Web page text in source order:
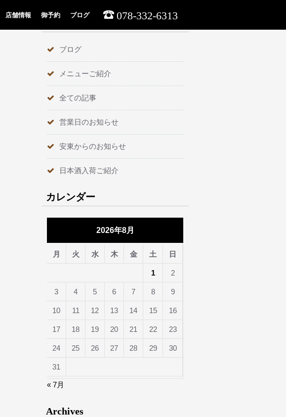
店舗情報 御予約 ブログ 078-332-6313
ブログ
メニューご紹介
全ての記事
営業日のお知らせ
安東からのお知らせ
日本酒入荷ご紹介
カレンダー
2026年8月
月 火 水 木 金 土 日
1 2
3 4 5 6 7 8 9
10 11 12 13 14 15 16
17 18 19 20 21 22 23
24 25 26 27 28 29 30
31
« 7月
Archives